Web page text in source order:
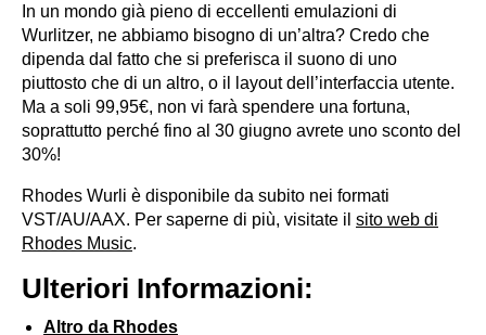
In un mondo già pieno di eccellenti emulazioni di
Wurlitzer, ne abbiamo bisogno di un’altra? Credo che
dipenda dal fatto che si preferisca il suono di uno
piuttosto che di un altro, o il layout dell’interfaccia utente.
Ma a soli 99,95€, non vi farà spendere una fortuna,
soprattutto perché fino al 30 giugno avrete uno sconto del
30%!
Rhodes Wurli è disponibile da subito nei formati
VST/AU/AAX. Per saperne di più, visitate il sito web di
Rhodes Music.
Ulteriori Informazioni:
Altro da Rhodes